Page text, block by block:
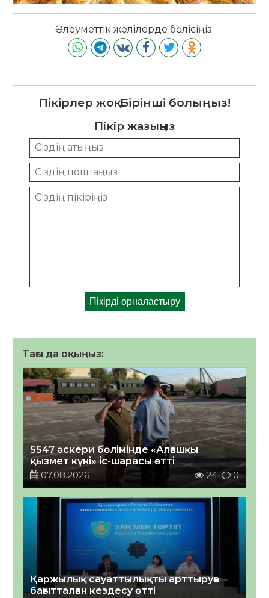
Әлеуметтік желілерде бөлісіңіз:
Пікірлер жоқ. Бірінші болыңыз!
Пікір жазыңыз
Тағы да оқыңыз:
5547 әскери бөлімінде «Алғашқы
қызмет күні» іс-шарасы өтті
07.08.2026
24 0
Қаржылық сауаттылықты арттыруға
бағытталған кездесу өтті